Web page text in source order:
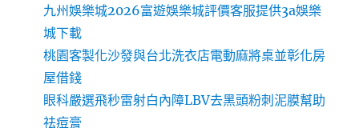
九州娛樂城2026富遊娛樂城評價客服提供3a娛樂
城下載
桃園客製化沙發與台北洗衣店電動麻將桌並彰化房
屋借錢
眼科嚴選飛秒雷射白內障LBV去黑頭粉刺泥膜幫助
祛痘膏